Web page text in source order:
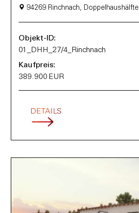
94269 Rinchnach, Doppelhaushälfte
Objekt-ID:
01_DHH_27/4_Rinchnach
Kaufpreis:
389.900 EUR
DETAILS